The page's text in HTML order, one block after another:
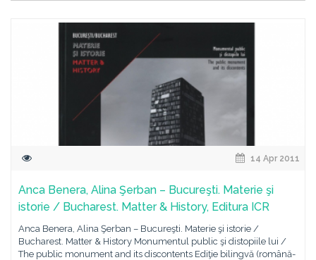
14 Apr 2011
Anca Benera, Alina Şerban – Bucureşti. Materie şi
istorie / Bucharest. Matter & History, Editura ICR
Anca Benera, Alina Şerban – Bucureşti. Materie şi istorie /
Bucharest. Matter & History Monumentul public şi distopiile lui /
The public monument and its discontents Ediţie bilingvă (română-